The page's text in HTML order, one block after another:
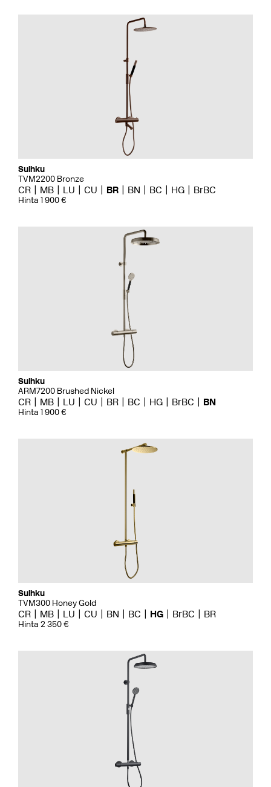
Suihku
TVM2200 Bronze
CR MB LU CU BR BN BC HG BrBC
Hinta 1 900 €
Suihku
ARM7200 Brushed Nickel
CR MB LU CU BR BC HG BrBC BN
Hinta 1 900 €
Suihku
TVM300 Honey Gold
CR MB LU CU BN BC HG BrBC BR
Hinta 2 350 €